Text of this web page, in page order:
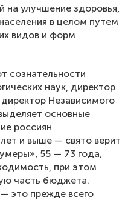
на улучшение здоровья,
в целом путем
видов и форм
сознательности
наук, директор
Независимого
основные
россиян
и выше — свято верит
55 — 73 года,
при этом
часть бюджета.
это прежде всего